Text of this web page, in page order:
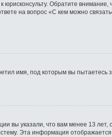
Обратите внимание,
на вопрос «С кем можно
имя, под которым вы пытаетесь
вы указали, что вам менее 13 лет,
Эта информация